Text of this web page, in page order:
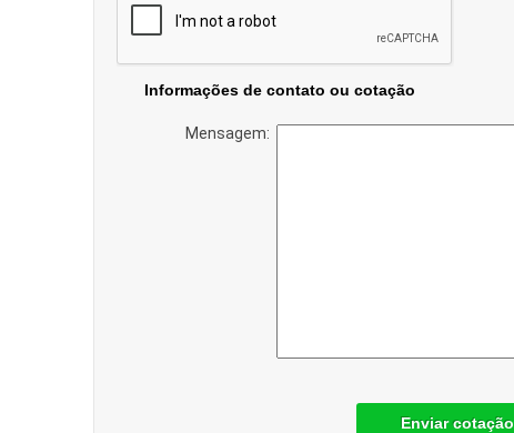
Informações de contato ou cotação
Mensagem:
Enviar cotação